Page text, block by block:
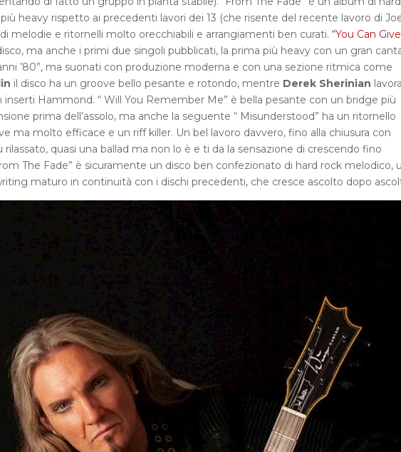
heavy rispetto ai precedenti lavori dei 13 (che risente del recente lavoro di
melodie e ritornelli molto orecchiabili e arrangiamenti ben curati. “You Can
ma anche i primi due singoli pubblicati, la prima più heavy con un gran
’80”, ma suonati con produzione moderna e con una sezione ritmica come
il disco ha un groove bello pesante e rotondo, mentre Derek Sherinian
Hammond. “ Will You Remember Me” è bella pesante con un bridge più
prima dell’assolo, ma anche la seguente “ Misunderstood” ha un ritornello
ma molto efficace e un riff killer. Un bel lavoro davvero, fino alla chiusura con
rilassato, quasi una ballad ma non lo è e ti da la sensazione di crescendo fino
The Fade” è sicuramente un disco ben confezionato di hard rock melodico,
maturo in continuità con i dischi precedenti, che cresce ascolto dopo